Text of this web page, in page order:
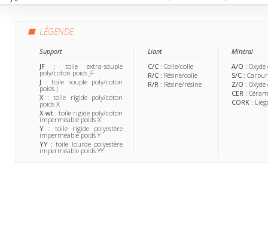
LÉGENDE
Support
JF : toile extra-souple
poly/coton poids JF
J : toile souple poly/coton
poids J
X : toile rigide poly/coton
poids X
X-wt : toile rigide poly/coton
imperméable poids X
Y : toile rigide polyestère
imperméable poids Y
YY : toile lourde polyestère
imperméable poids YY
Liant
C/C : Colle/colle
R/C : Résine/colle
R/R : Résine/résine
Minéral
A/O :
S/C :
Z/O :
CER :
CORK :